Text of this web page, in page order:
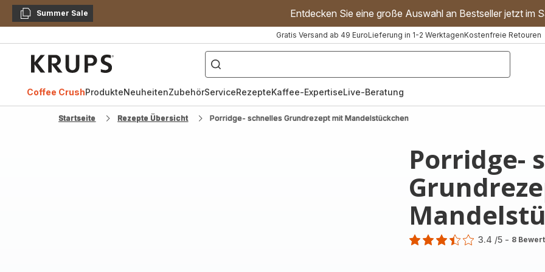
KopierenSummer Sale Entdecken Sie eine große Auswahl an Bestseller jetzt im
Gratis Versand ab 49 EuroLieferung in 1-2 WerktagenKostenfreie Retouren
["Kaffeevollautomat","Handmixer","Waffeleisen"]
Coffee CrushProdukteNeuheitenZubehörServiceRezepteKaffee-ExpertiseLive-Beratung
Startseite Rezepte Übersicht Porridge- schnelles Grundrezept mit Mandelstückchen
Porridge-
3.4 /5 - 8